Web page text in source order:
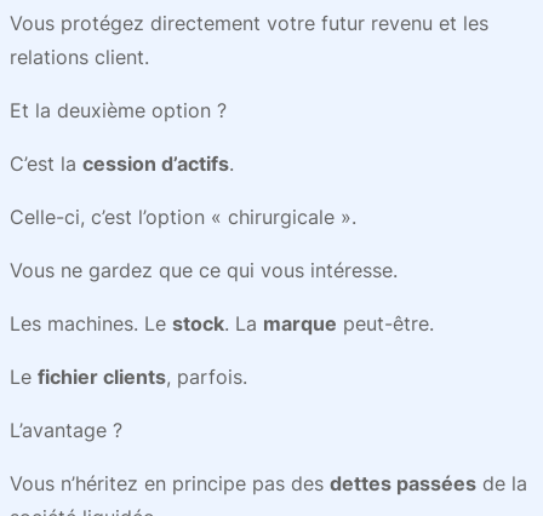
Vous protégez directement votre futur revenu et les
relations client.
Et la deuxième option ?
C’est la cession d’actifs.
Celle-ci, c’est l’option « chirurgicale ».
Vous ne gardez que ce qui vous intéresse.
Les machines. Le stock. La marque peut-être.
Le fichier clients, parfois.
L’avantage ?
Vous n’héritez en principe pas des dettes passées de la